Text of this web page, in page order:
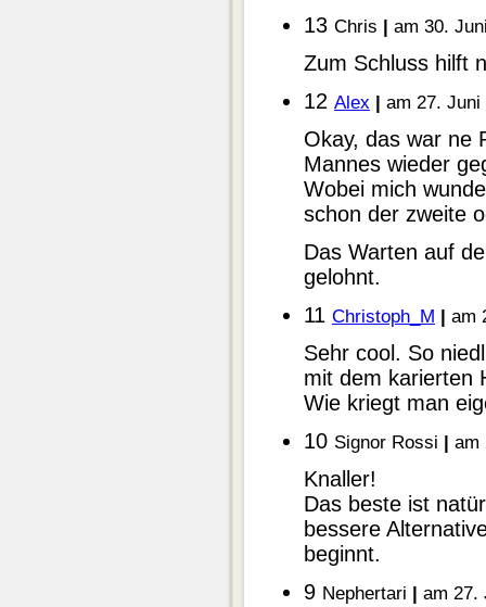
13 Chris | am 30.
Zum Schluss hilft
12 Alex | am 27. Juni
Okay, das war ne
Mannes wieder
Wobei mich
schon der zweite
Das Warten auf
gelohnt.
11 Christoph_M | am
Sehr cool. So
mit dem karierten
Wie kriegt man
10 Signor Rossi | am
Knaller!
Das beste ist
bessere
beginnt.
9 Nephertari | am 27.